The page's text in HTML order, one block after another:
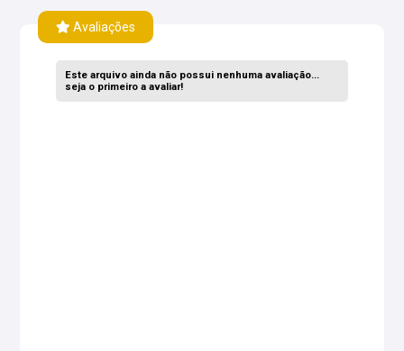
Avaliações
Este arquivo ainda não possui nenhuma avaliação...
seja o primeiro a avaliar!